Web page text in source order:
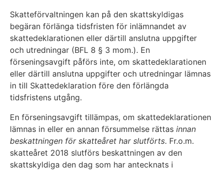
Skatteförvaltningen kan på den skattskyldigas
begäran förlänga tidsfristen för inlämnandet av
skattedeklarationen eller därtill anslutna uppgifter
och utredningar (BFL 8 § 3 mom.). En
förseningsavgift påförs inte, om skattedeklarationen
eller därtill anslutna uppgifter och utredningar lämnas
in till Skattedeklaration före den förlängda
tidsfristens utgång.
En förseningsavgift tillämpas, om skattedeklarationen
lämnas in eller en annan försummelse rättas innan
beskattningen för skatteåret har slutförts. Fr.o.m.
skatteåret 2018 slutförs beskattningen av den
skattskyldiga den dag som har antecknats i